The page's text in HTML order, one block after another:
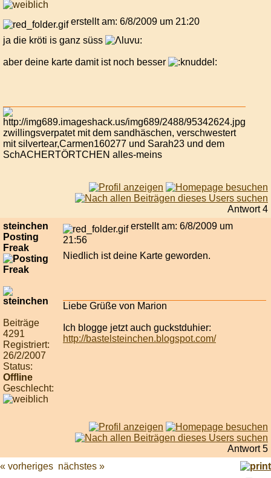
erstellt am: 6/8/2009 um 21:20
ja die kröti is ganz süss
aber deine karte damit ist noch besser
zwillingsverpatet mit dem sandhäschen, verschwestert
mit silvertear,Carmen160277 und Sarah23 und dem
SchACHERTÖRTCHEN alles-meins
Antwort 4
steinchen
Posting
Freak
Beiträge
4291
Registriert:
26/2/2007
Status:
Offline
Geschlecht:
erstellt am: 6/8/2009 um
21:56
Niedlich ist deine Karte geworden.
Liebe Grüße von Marion
Ich blogge jetzt auch guckstduhier:
http://bastelsteinchen.blogspot.com/
Antwort 5
« vorheriges nächstes »